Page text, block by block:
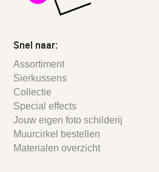
Snel naar:
Assortiment
Sierkussens
Collectie
Special effects
Jouw eigen foto schilderij
Muurcirkel bestellen
Materialen overzicht